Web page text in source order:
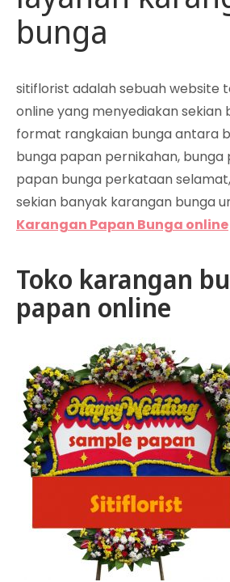
bunga
sitiflorist adalah sebuah website
online yang menyediakan
format rangkaian bunga antara
bunga papan pernikahan, bunga
papan bunga perkataan
sekian banyak karangan bunga
Karangan Papan Bunga online
Toko karangan
papan online